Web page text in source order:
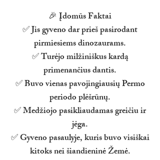
🎉 Įdomūs Faktai
✅ Jis gyveno dar prieš pasirodant
pirmiesiems dinozaurams.
✅ Turėjo milžiniškus kardą
primenančius dantis.
✅ Buvo vienas pavojingiausių Permo
periodo plėšrūnų.
✅ Medžiojo pasikliaudamas greičiu ir
jėga.
✅ Gyveno pasaulyje, kuris buvo visiškai
kitoks nei šiandieninė Žemė.